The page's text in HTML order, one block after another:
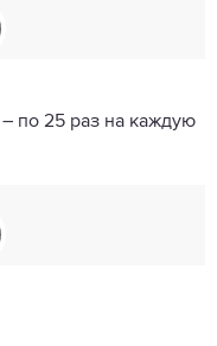
– по 25 раз на каждую